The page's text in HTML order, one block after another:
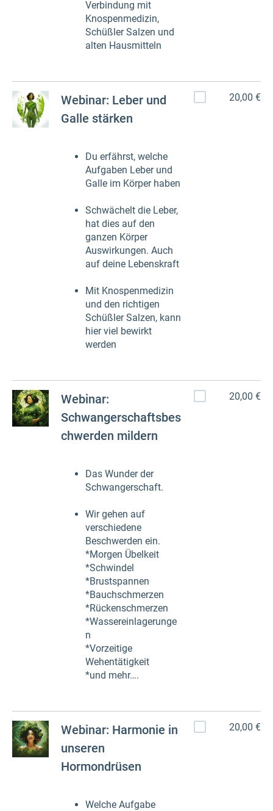
Verbindung mit
Knospenmedizin,
Schüßler Salzen und
alten Hausmitteln
Webinar: Leber und
Galle stärken
Du erfährst, welche
Aufgaben Leber und
Galle im Körper haben
Schwächelt die Leber,
hat dies auf den
ganzen Körper
Auswirkungen. Auch
auf deine Lebenskraft
Mit Knospenmedizin
und den richtigen
Schüßler Salzen, kann
hier viel bewirkt
werden
20,00 €
Webinar:
Schwangerschaftsbes
chwerden mildern
Das Wunder der
Schwangerschaft.
Wir gehen auf
verschiedene
Beschwerden ein.
*Morgen Übelkeit
*Schwindel
*Brustspannen
*Bauchschmerzen
*Rückenschmerzen
*Wassereinlagerunge
n
*Vorzeitige
Wehentätigkeit
*und mehr….
20,00 €
Webinar: Harmonie in
unseren
Hormondrüsen
Welche Aufgabe
20,00 €